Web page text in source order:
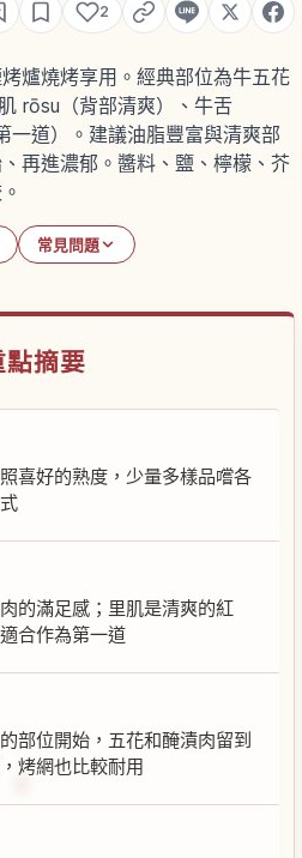
2
爐燒烤享用。經典部位為牛五花
rōsu（背部清爽）、牛舌
一道）。建議油脂豐富與清爽部
再進濃郁。醬料、鹽、檸檬、芥
常見問題
點摘要
喜好的熟度，少量多樣品嚐各
的滿足感；里肌是清爽的紅
合作為第一道
部位開始，五花和醃漬肉留到
烤網也比較耐用